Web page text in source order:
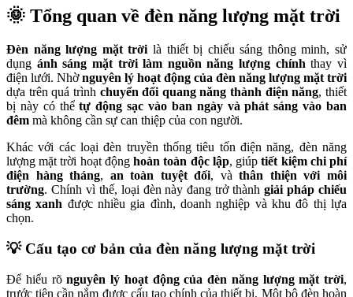
🌞 Tổng quan về đèn năng lượng mặt trời
Đèn năng lượng mặt trời là thiết bị chiếu sáng thông minh, sử
dụng ánh sáng mặt trời làm nguồn năng lượng chính thay vì
điện lưới. Nhờnguyên lý hoạt động của đèn năng lượng mặt trời
dựa trên quá trình chuyển đổi quang năng thành điện năng, thiết
bị này có thểtự động sạc vào ban ngày và phát sáng vào ban
đêm mà không cần sự can thiệp của con người.
Khác với các loại đèn truyền thống tiêu tốn điện năng, đèn năng
lượng mặt trời hoạt độnghoàn toàn độc lập, giúptiết kiệm chi phí
điện hàng tháng, an toàn tuyệt đối, vàthân thiện với môi
trường. Chính vì thế, loại đèn này đang trở thànhgiải pháp chiếu
sáng xanh được nhiều gia đình, doanh nghiệp và khu đô thị lựa
chọn.
💡 Cấu tạo cơ bản của đèn năng lượng mặt trời
Để hiểu rõnguyên lý hoạt động của đèn năng lượng mặt trời,
trước tiên cần nắm được cấu tạo chính của thiết bị. Một bộ đèn hoàn